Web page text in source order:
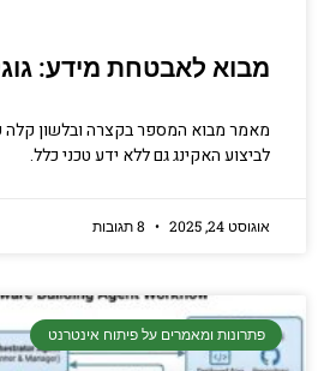
מבוא לאבטחת מידע:
מאמר מבוא המספר בקצרה ובלשון קלה
לביצוע האקינג גם ללא ידע טכני כלל.
אוגוסט 24, 2025
פתרונות ומאמרים על פיתוח אינטרנט